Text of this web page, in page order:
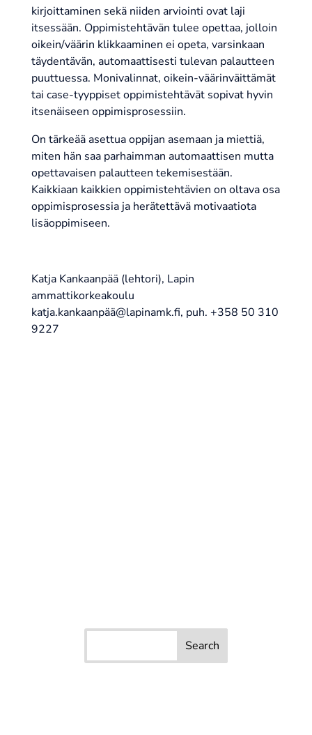
kirjoittaminen sekä niiden arviointi ovat laji
itsessään. Oppimistehtävän tulee opettaa, jolloin
oikein/väärin klikkaaminen ei opeta, varsinkaan
täydentävän, automaattisesti tulevan palautteen
puuttuessa. Monivalinnat, oikein-väärinväittämät
tai case-tyyppiset oppimistehtävät sopivat hyvin
itsenäiseen oppimisprosessiin.
On tärkeää asettua oppijan asemaan ja miettiä,
miten hän saa parhaimman automaattisen mutta
opettavaisen palautteen tekemisestään.
Kaikkiaan kaikkien oppimistehtävien on oltava osa
oppimisprosessia ja herätettävä motivaatiota
lisäoppimiseen.
Katja Kankaanpää (lehtori), Lapin
ammattikorkeakoulu
katja.kankaanpää@lapinamk.fi, puh. +358 50 310
9227